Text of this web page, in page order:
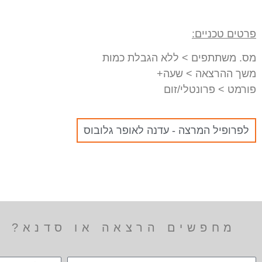
פרטים טכניים:
מס. משתתפים > ללא הגבלת כמות
משך ההרצאה > שעה+
פורמט > פרונטלי/זום
לפרופיל המרצה - עדנה לאופר גלובוס
מחפשים הרצאה או סדנא?